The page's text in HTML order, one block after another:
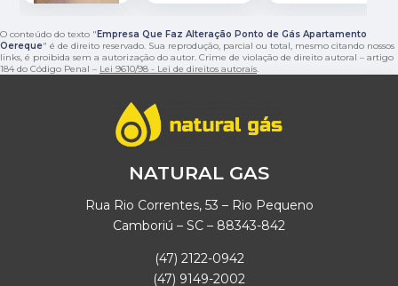
O conteúdo do texto " Empresa Que Faz Alteração Ponto de Gás Apartamento
Oereque" é de direito reservado. Sua reprodução, parcial ou total, mesmo citando nossos
links, é proibida sem a autorização do autor. Crime de violação de direito autoral – artigo
184 do Código Penal – Lei 9610/98 - Lei de direitos autorais.
NATURAL GAS
Rua Rio Correntes, 53 – Rio Pequeno
Camboriú – SC – 88343-842
(47) 2122-0942
(47) 9149-2002